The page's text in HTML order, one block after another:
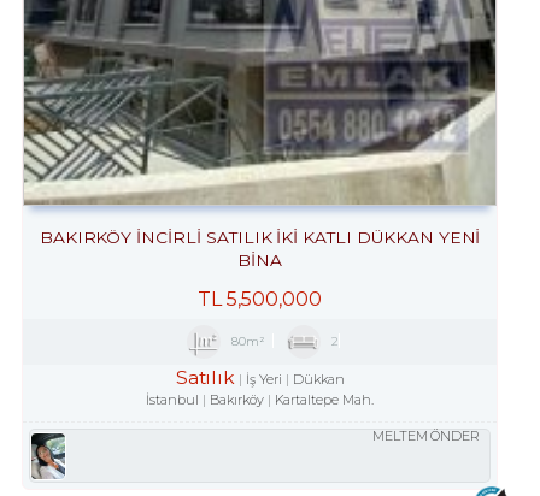
BAKIRKÖY İNCİRLİ SATILIK İKİ KATLI DÜKKAN YENİ
BİNA
TL5,500,000
80m² 2
Satılık İş Yeri
Dükkan
İstanbul
Bakırköy Kartaltepe Mah.
MELTEM ÖNDER